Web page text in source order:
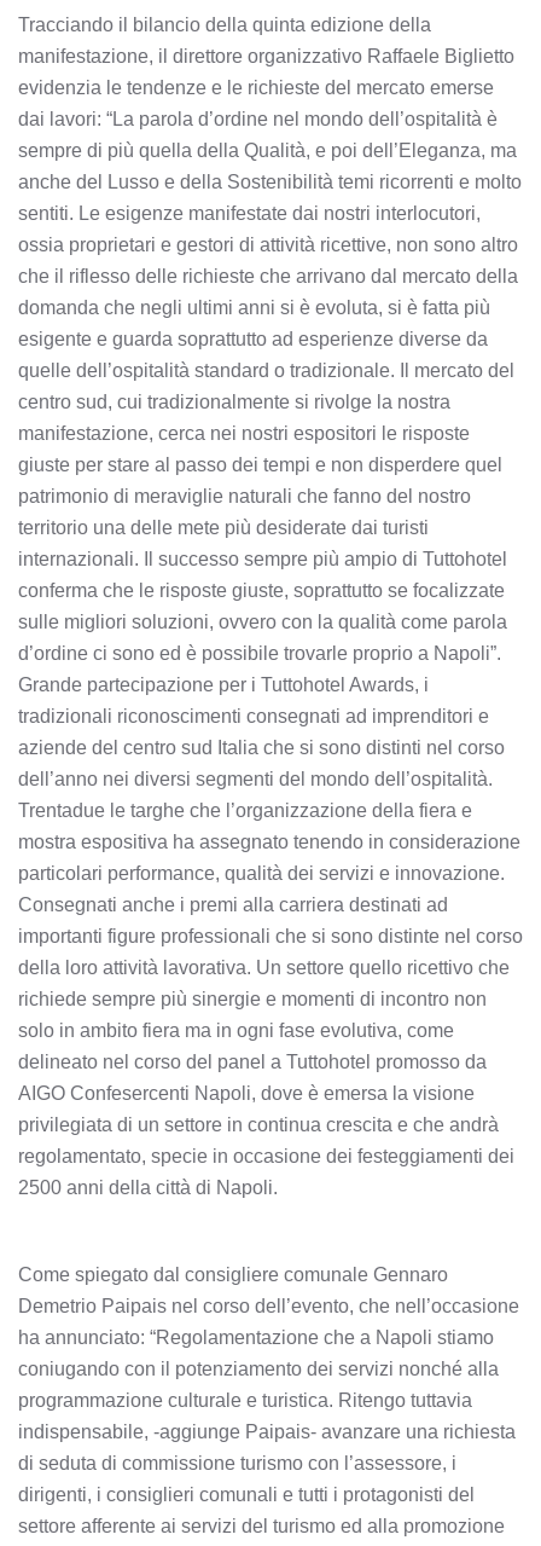
Tracciando il bilancio della quinta edizione della
manifestazione, il direttore organizzativo Raffaele Biglietto
evidenzia le tendenze e le richieste del mercato emerse
dai lavori: “La parola d’ordine nel mondo dell’ospitalità è
sempre di più quella della Qualità, e poi dell’Eleganza, ma
anche del Lusso e della Sostenibilità temi ricorrenti e molto
sentiti. Le esigenze manifestate dai nostri interlocutori,
ossia proprietari e gestori di attività ricettive, non sono altro
che il riflesso delle richieste che arrivano dal mercato della
domanda che negli ultimi anni si è evoluta, si è fatta più
esigente e guarda soprattutto ad esperienze diverse da
quelle dell’ospitalità standard o tradizionale. Il mercato del
centro sud, cui tradizionalmente si rivolge la nostra
manifestazione, cerca nei nostri espositori le risposte
giuste per stare al passo dei tempi e non disperdere quel
patrimonio di meraviglie naturali che fanno del nostro
territorio una delle mete più desiderate dai turisti
internazionali. Il successo sempre più ampio di Tuttohotel
conferma che le risposte giuste, soprattutto se focalizzate
sulle migliori soluzioni, ovvero con la qualità come parola
d’ordine ci sono ed è possibile trovarle proprio a Napoli”.
Grande partecipazione per i Tuttohotel Awards, i
tradizionali riconoscimenti consegnati ad imprenditori e
aziende del centro sud Italia che si sono distinti nel corso
dell’anno nei diversi segmenti del mondo dell’ospitalità.
Trentadue le targhe che l’organizzazione della fiera e
mostra espositiva ha assegnato tenendo in considerazione
particolari performance, qualità dei servizi e innovazione.
Consegnati anche i premi alla carriera destinati ad
importanti figure professionali che si sono distinte nel corso
della loro attività lavorativa. Un settore quello ricettivo che
richiede sempre più sinergie e momenti di incontro non
solo in ambito fiera ma in ogni fase evolutiva, come
delineato nel corso del panel a Tuttohotel promosso da
AIGO Confesercenti Napoli, dove è emersa la visione
privilegiata di un settore in continua crescita e che andrà
regolamentato, specie in occasione dei festeggiamenti dei
2500 anni della città di Napoli.
Come spiegato dal consigliere comunale Gennaro
Demetrio Paipais nel corso dell’evento, che nell’occasione
ha annunciato: “Regolamentazione che a Napoli stiamo
coniugando con il potenziamento dei servizi nonché alla
programmazione culturale e turistica. Ritengo tuttavia
indispensabile, -aggiunge Paipais- avanzare una richiesta
di seduta di commissione turismo con l’assessore, i
dirigenti, i consiglieri comunali e tutti i protagonisti del
settore afferente ai servizi del turismo ed alla promozione